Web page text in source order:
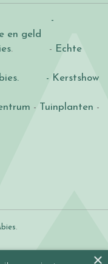
-
en geld
. - Echte
- Kerstshow
- Tuinplanten -
.
×